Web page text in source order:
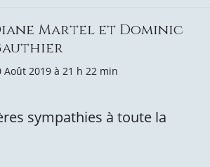
Martel et Dominic
Août 2019 à 21 h 22 min
sympathies à toute la